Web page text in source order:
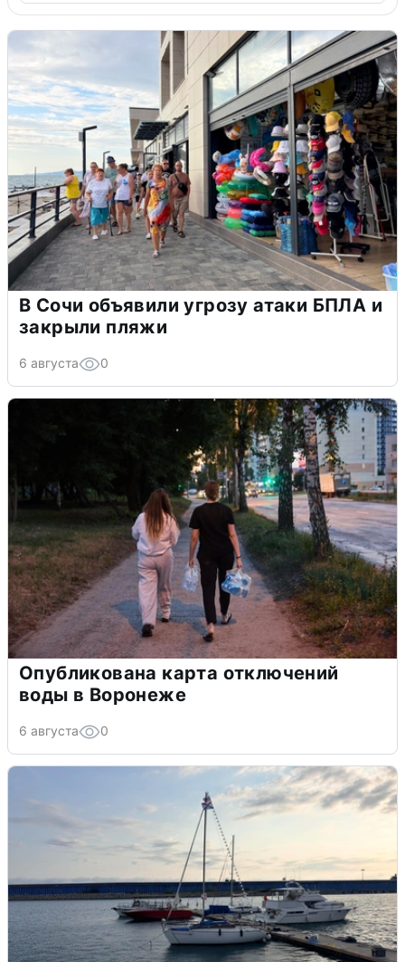
В Сочи объявили угрозу атаки БПЛА и
закрыли пляжи
6 августа 0
Опубликована карта отключений
воды в Воронеже
6 августа 0